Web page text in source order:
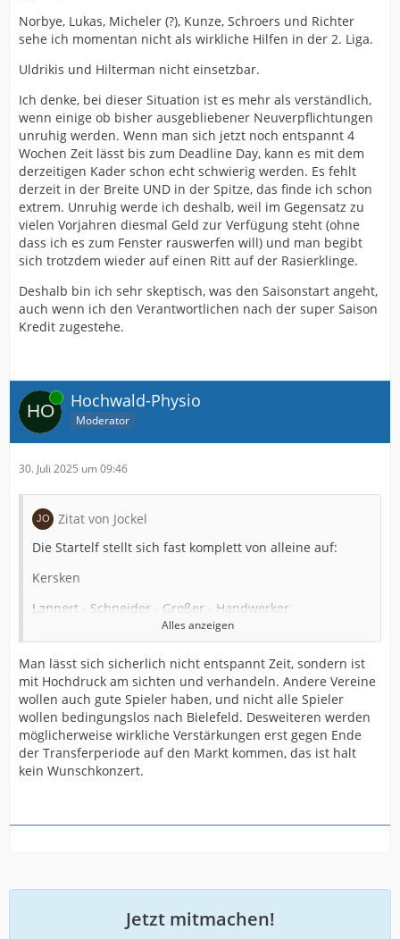
Norbye, Lukas, Micheler (?), Kunze, Schroers und Richter
sehe ich momentan nicht als wirkliche Hilfen in der 2. Liga.
Uldrikis und Hilterman nicht einsetzbar.
Ich denke, bei dieser Situation ist es mehr als verständlich,
wenn einige ob bisher ausgebliebener Neuverpflichtungen
unruhig werden. Wenn man sich jetzt noch entspannt 4
Wochen Zeit lässt bis zum Deadline Day, kann es mit dem
derzeitigen Kader schon echt schwierig werden. Es fehlt
derzeit in der Breite UND in der Spitze, das finde ich schon
extrem. Unruhig werde ich deshalb, weil im Gegensatz zu
vielen Vorjahren diesmal Geld zur Verfügung steht (ohne
dass ich es zum Fenster rauswerfen will) und man begibt
sich trotzdem wieder auf einen Ritt auf der Rasierklinge.
Deshalb bin ich sehr skeptisch, was den Saisonstart angeht,
auch wenn ich den Verantwortlichen nach der super Saison
Kredit zugestehe.
Online Hochwald-Physio
Moderator
30. Juli 2025 um 09:46
Zitat von Jockel
Die Startelf stellt sich fast komplett von alleine auf:
Kersken
Lannert - Schneider - Großer - Handwerker
Russo - Corboz - Mehlem
Grodowski - Kania (Boakye) - Bazee
(Wenn Boakye rechtzeitig fit wird und in die Startelf
rückt, spielt er natürlich außen und Grodowski zentral.)
Sorgen bereitet mir die Reihe dahinter.
Mit Felix, Hagmann (?), Schreck und Young haben wir
Uldrikis und Hilterman nicht einsetzbar.
Alles anzeigen
Man lässt sich sicherlich nicht entspannt Zeit, sondern ist
mit Hochdruck am sichten und verhandeln. Andere Vereine
wollen auch gute Spieler haben, und nicht alle Spieler
wollen bedingungslos nach Bielefeld. Desweiteren werden
möglicherweise wirkliche Verstärkungen erst gegen Ende
der Transferperiode auf den Markt kommen, das ist halt
kein Wunschkonzert.
Jetzt mitmachen!